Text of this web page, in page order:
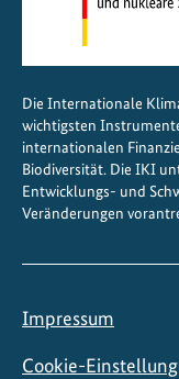
Die Internationale
wichtigsten
internationalen
Biodiversität. Die IKI
Entwicklungs- und
Veränderungen
Impressum
Cookie-